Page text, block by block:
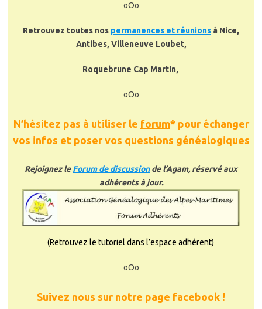
oOo
Retrouvez toutes nos permanences et réunions à Nice,
Antibes, Villeneuve Loubet,
Roquebrune Cap Martin,
oOo
N’hésitez pas à utiliser le forum* pour échanger
vos infos et poser vos questions généalogiques
Rejoignez leForum de discussionde l’Agam, réservé aux
adhérents à jour.
(Retrouvez le tutoriel dans l’espace adhérent)
oOo
Suivez nous sur notre page facebook !